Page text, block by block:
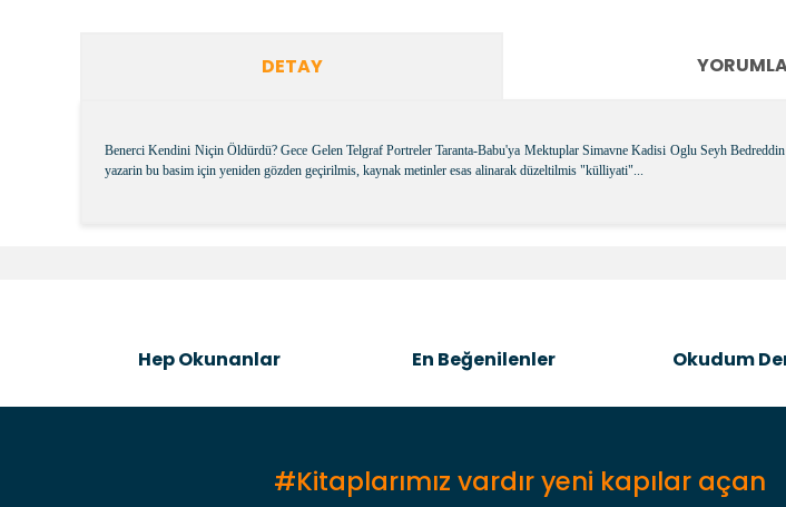
DETAY
Benerci Kendini Niçin Öldürdü? Gece Gelen Telgraf Portreler Taranta-Babu'ya Mektuplar Simavne Kadisi Oglu Seyh
yazarin bu basim için yeniden gözden geçirilmis, kaynak metinler esas alinarak düzeltilmis "külliyati"...
Ürün bilgilerinde hatalar bulunuyor.
Hep Okunanlar En Beğenilenler Okudum
#Kitaplarımız vardır yeni kapılar açan